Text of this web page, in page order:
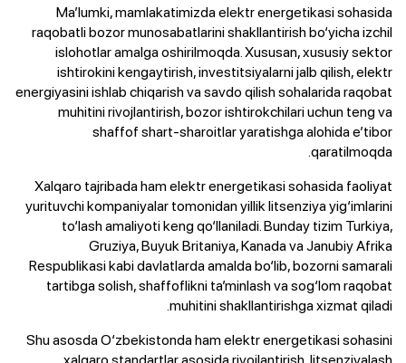
Ma’lumki, mamlakatimizda elektr energetikasi sohasida
raqobatli bozor munosabatlarini shakllantirish bo‘yicha izchil
islohotlar amalga oshirilmoqda. Xususan, xususiy sektor
ishtirokini kengaytirish, investitsiyalarni jalb qilish, elektr
energiyasini ishlab chiqarish va savdo qilish sohalarida raqobat
muhitini rivojlantirish, bozor ishtirokchilari uchun teng va
shaffof shart-sharoitlar yaratishga alohida e’tibor
qaratilmoqda.
Xalqaro tajribada ham elektr energetikasi sohasida faoliyat
yurituvchi kompaniyalar tomonidan yillik litsenziya yig‘imlarini
to‘lash amaliyoti keng qo‘llaniladi. Bunday tizim Turkiya,
Gruziya, Buyuk Britaniya, Kanada va Janubiy Afrika
Respublikasi kabi davlatlarda amalda bo‘lib, bozorni samarali
tartibga solish, shaffoflikni ta’minlash va sog‘lom raqobat
muhitini shakllantirishga xizmat qiladi.
Shu asosda O‘zbekistonda ham elektr energetikasi sohasini